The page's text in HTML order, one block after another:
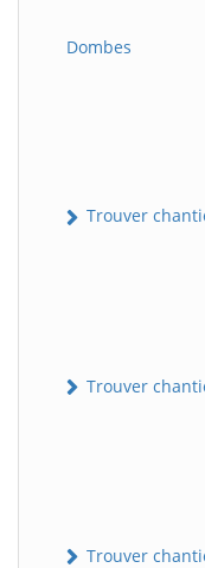
Dombes
Trouver
Trouver
Trouver